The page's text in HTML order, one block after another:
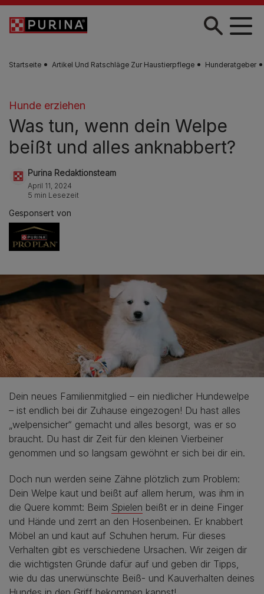
Zum Hauptinhalt springen
Startseite Artikel Und Ratschläge Zur Haustierpflege Hunderatgeber
Hunde erziehen
Was tun, wenn dein Welpe
beißt und alles anknabbert?
Purina Redaktionsteam
April 11, 2024
5 min Lesezeit
Gesponsert von
Dein neues Familienmitglied – ein niedlicher Hundewelpe
– ist endlich bei dir Zuhause eingezogen! Du hast alles
„welpensicher“ gemacht und alles besorgt, was er so
braucht. Du hast dir Zeit für den kleinen Vierbeiner
genommen und so langsam gewöhnt er sich bei dir ein.
Doch nun werden seine Zähne plötzlich zum Problem:
Dein Welpe kaut und beißt auf allem herum, was ihm in
die Quere kommt: Beim Spielen beißt er in deine Finger
und Hände und zerrt an den Hosenbeinen. Er knabbert
Möbel an und kaut auf Schuhen herum. Für dieses
Verhalten gibt es verschiedene Ursachen. Wir zeigen dir
die wichtigsten Gründe dafür auf und geben dir Tipps,
wie du das unerwünschte Beiß- und Kauverhalten deines